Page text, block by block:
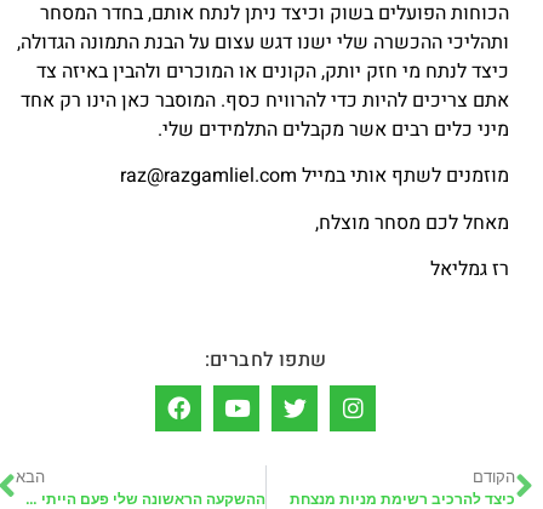
הכוחות הפועלים בשוק וכיצד ניתן לנתח אותם, בחדר המסחר
ותהליכי ההכשרה שלי ישנו דגש עצום על הבנת התמונה הגדולה,
כיצד לנתח מי חזק יותק, הקונים או המוכרים ולהבין באיזה צד
אתם צריכים להיות כדי להרוויח כסף. המוסבר כאן הינו רק אחד
מיני כלים רבים אשר מקבלים התלמידים שלי.
מוזמנים לשתף אותי במייל raz@razgamliel.com
מאחל לכם מסחר מוצלח,
רז גמליאל
שתפו לחברים:
הקודם
כיצד להרכיב רשימת מניות מנצחת
הבא
ההשקעה הראשונה שלי פעם הייתי הכסף הטיפש